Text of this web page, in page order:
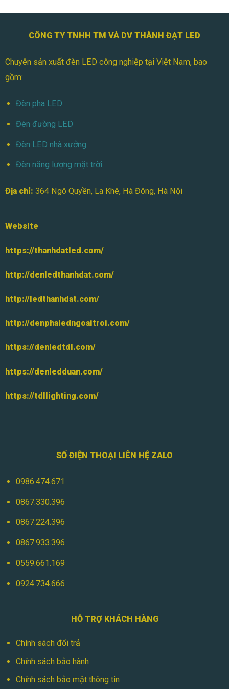
CÔNG TY TNHH TM VÀ DV THÀNH ĐẠT LED
Chuyên sản xuất đèn LED công nghiệp tại Việt Nam, bao
gồm:
Đèn pha LED
Đèn đường LED
Đèn LED nhà xưởng
Đèn năng lượng mặt trời
Địa chỉ: 364 Ngô Quyền, La Khê, Hà Đông, Hà Nội
Website
https://thanhdatled.com/
http://denledthanhdat.com/
http://ledthanhdat.com/
http://denphaledngoaitroi.com/
https://denledtdl.com/
https://denledduan.com/
https://tdllighting.com/
SỐ ĐIỆN THOẠI LIÊN HỆ ZALO
0986.474.671
0867.330.396
0867.224.396
0867.933.396
0559.661.169
0924.734.666
HỖ TRỢ KHÁCH HÀNG
Chính sách đổi trả
Chính sách bảo hành
Chính sách bảo mật thông tin